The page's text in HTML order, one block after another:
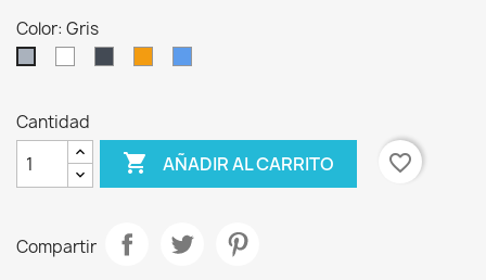
Color: Gris
Cantidad
 AÑADIR AL CARRITO favorite_border
Compartir